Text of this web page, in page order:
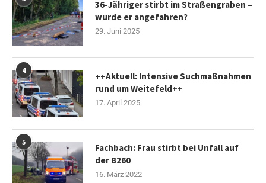
36-Jähriger stirbt im Straßengraben –
wurde er angefahren?
29. Juni 2025
4
++Aktuell: Intensive Suchmaßnahmen
rund um Weitefeld++
17. April 2025
5
Fachbach: Frau stirbt bei Unfall auf
der B260
16. März 2022